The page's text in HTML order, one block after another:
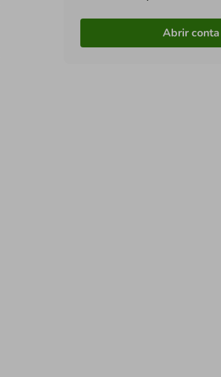
Abrir conta